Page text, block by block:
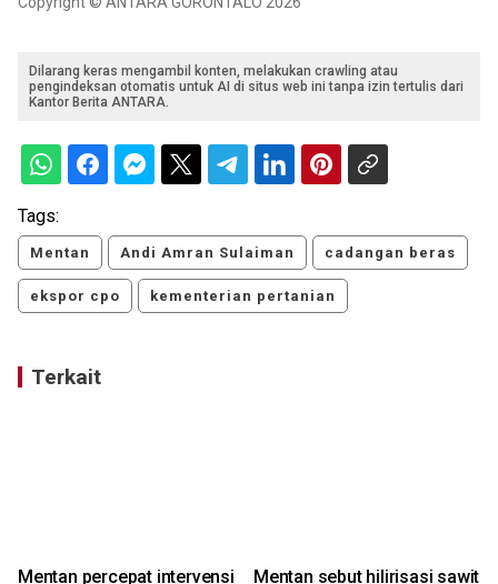
Dilarang keras mengambil konten, melakukan crawling atau
pengindeksan otomatis untuk AI di situs web ini tanpa izin tertulis dari
Kantor Berita ANTARA.
Tags:
Mentan Andi Amran Sulaiman cadangan beras
ekspor cpo kementerian pertanian
Terkait
Mentan percepat intervensi
Mentan sebut hilirisasi sawit